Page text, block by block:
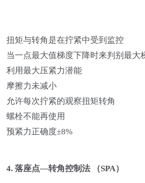
扭矩与转角是在拧紧中受到监控
当一点最大值梯度下降时来判别最大
利用最大压紧力潜能
摩擦力未减小
允许每次拧紧的观察扭矩转角
螺栓不能再使用
预紧力正确度±8%
4. 落座点—转角控制法 （SPA）